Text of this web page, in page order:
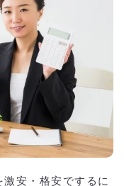
安・格安でするに